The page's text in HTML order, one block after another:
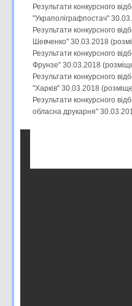
Результати конкурсного
"Украполіграфпостач"
Результати конкурсного
Шевченко" 30.03.2018
Результати конкурсного
Фрунзе" 30.03.2018
Результати конкурсного
"Харків" 30.03.2018
Результати конкурсного
обласна друкарня"